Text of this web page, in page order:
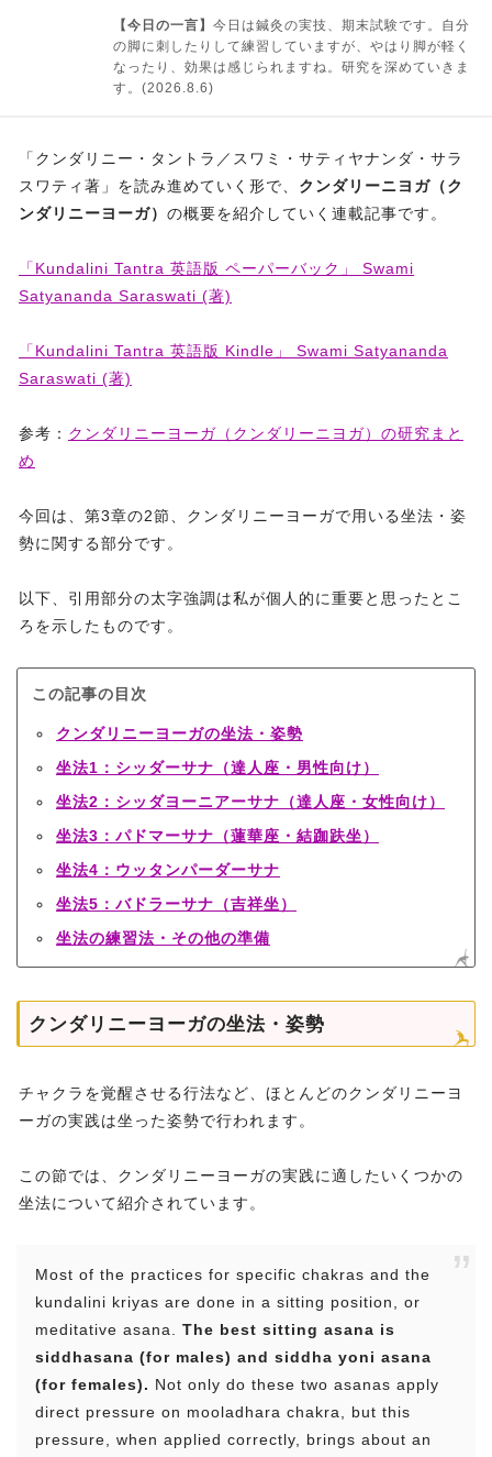
【今日の一言】 今日は鍼灸の実技、期末試験です。自分
の脚に刺したりして練習していますが、やはり脚が軽く
なったり、効果は感じられますね。研究を深めていきま
す。(2026.8.6)
「クンダリニー・タントラ／スワミ・サティヤナンダ・サラ
スワティ著」を読み進めていく形で、 クンダリーニヨガ（ク
ンダリニーヨーガ） の概要を紹介していく連載記事です。
「Kundalini Tantra 英語版 ペーパーバック」 Swami
Satyananda Saraswati (著)
「Kundalini Tantra 英語版 Kindle」 Swami Satyananda
Saraswati (著)
参考： クンダリニーヨーガ（クンダリーニヨガ）の研究まと
め
今回は、第3章の2節、クンダリニーヨーガで用いる坐法・姿
勢に関する部分です。
以下、引用部分の太字強調は私が個人的に重要と思ったとこ
ろを示したものです。
この記事の目次
クンダリニーヨーガの坐法・姿勢
坐法1：シッダーサナ（達人座・男性向け）
坐法2：シッダヨーニアーサナ（達人座・女性向け）
坐法3：パドマーサナ（蓮華座・結跏趺坐）
坐法4：ウッタンパーダーサナ
坐法5：バドラーサナ（吉祥坐）
坐法の練習法・その他の準備
クンダリニーヨーガの坐法・姿勢
チャクラを覚醒させる行法など、ほとんどのクンダリニーヨ
ーガの実践は坐った姿勢で行われます。
この節では、クンダリニーヨーガの実践に適したいくつかの
坐法について紹介されています。
Most of the practices for specific chakras and the
kundalini kriyas are done in a sitting position, or
meditative asana. The best sitting asana is
siddhasana (for males) and siddha yoni asana
(for females). Not only do these two asanas apply
direct pressure on mooladhara chakra, but this
pressure, when applied correctly, brings about an